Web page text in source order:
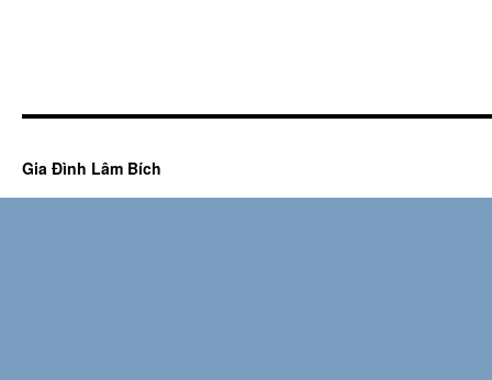
Gia Đình Lâm Bích